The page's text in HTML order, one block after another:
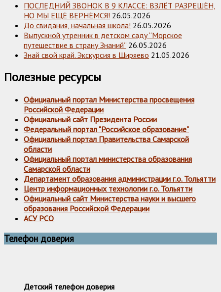
ПОСЛЕДНИЙ ЗВОНОК В 9 КЛАССЕ: ВЗЛЁТ РАЗРЕШЁН,
НО МЫ ЕЩЁ ВЕРНЁМСЯ! 26.05.2026
До свидания, начальная школа! 26.05.2026
Выпускной утренник в детском саду “Морское
путешествие в страну Знаний” 26.05.2026
Знай свой край. Экскурсия в Ширяево 21.05.2026
Полезные ресурсы
Официальный портал Министерства просвещения
Российской Федерации
Официальный сайт Президента России
Федеральный портал "Российское образование"
Официальный портал Правительства Самарской
области
Официальный портал министерства образования
Самарской области
Департамент образования администрации г.о. Тольятти
Центр информационных технологии г.о. Тольятти
Официальный сайт Министерства науки и высшего
образования Российской Федерации
АСУ РСО
Телефон доверия
Детский телефон доверия